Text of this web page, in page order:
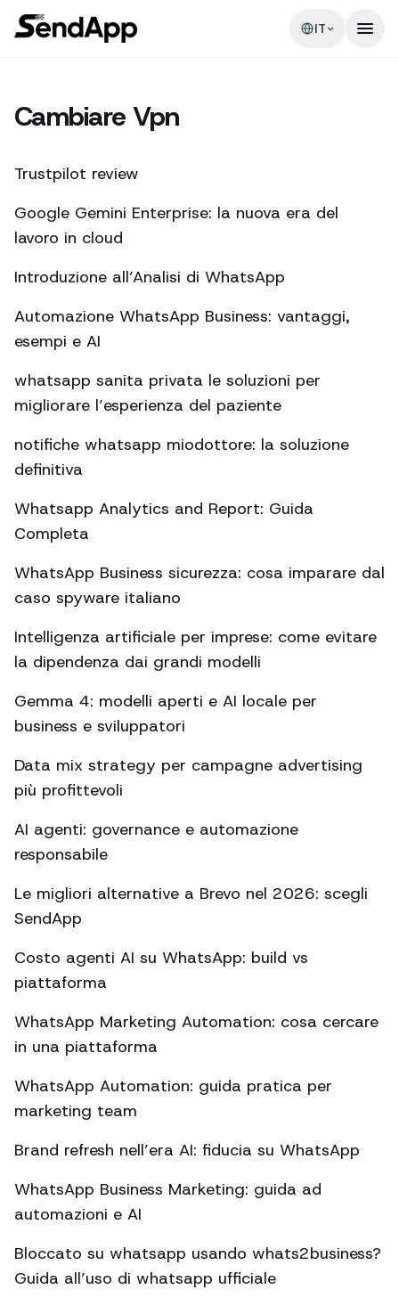
IT
Cambiare Vpn
Trustpilot review
Google Gemini Enterprise: la nuova era del
lavoro in cloud
Introduzione all’Analisi di WhatsApp
Automazione WhatsApp Business: vantaggi,
esempi e AI
whatsapp sanita privata le soluzioni per
migliorare l’esperienza del paziente
notifiche whatsapp miodottore: la soluzione
definitiva
Whatsapp Analytics and Report: Guida
Completa
WhatsApp Business sicurezza: cosa imparare dal
caso spyware italiano
Intelligenza artificiale per imprese: come evitare
la dipendenza dai grandi modelli
Gemma 4: modelli aperti e AI locale per
business e sviluppatori
Data mix strategy per campagne advertising
più profittevoli
AI agenti: governance e automazione
responsabile
Le migliori alternative a Brevo nel 2026: scegli
SendApp
Costo agenti AI su WhatsApp: build vs
piattaforma
WhatsApp Marketing Automation: cosa cercare
in una piattaforma
WhatsApp Automation: guida pratica per
marketing team
Brand refresh nell’era AI: fiducia su WhatsApp
WhatsApp Business Marketing: guida ad
automazioni e AI
Bloccato su whatsapp usando whats2business?
Guida all’uso di whatsapp ufficiale